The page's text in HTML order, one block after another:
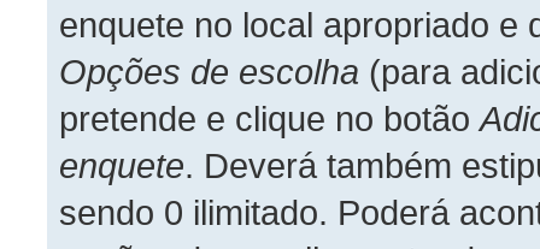
enquete no local apropriado e
Opções de escolha (para
pretende e clique no botão
enquete. Deverá também
sendo 0 ilimitado. Poderá